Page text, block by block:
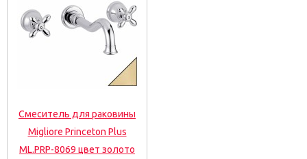
Смеситель для раковины
Migliore Princeton Plus
ML.PRP-8069 цвет золото